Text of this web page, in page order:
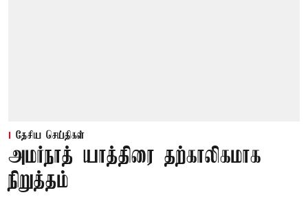
தேசிய செய்திகள்
அமர்நாத் யாத்திரை தற்காலிகமாக
நிறுத்தம்